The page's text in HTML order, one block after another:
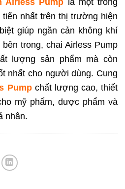
nhất trên thị trường hiện
giúp ngăn cản không khí
trong, chai Airless Pump
lượng sản phẩm mà còn
nhất cho người dùng. Cung
Pumpchất lượng cao, thiết
mỹ phẩm, dược phẩm và
nhân.